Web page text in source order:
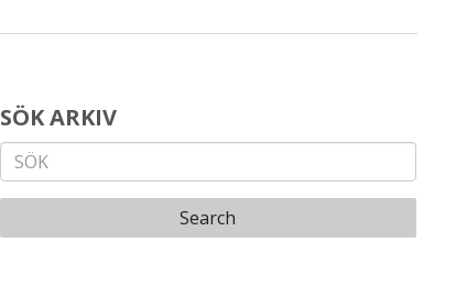
SÖK ARKIV
Search